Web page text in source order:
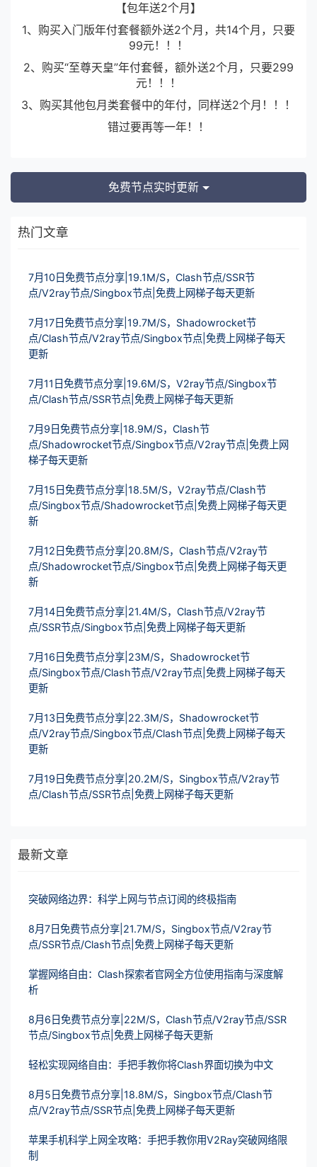
【包年送2个月】
1、购买入门版年付套餐额外送2个月，共14个月，只要
99元！！！
2、购买“至尊天皇”年付套餐，额外送2个月，只要299
元！！！
3、购买其他包月类套餐中的年付，同样送2个月！！！
错过要再等一年！！
免费节点实时更新
热门文章
7月10日免费节点分享|19.1M/S，Clash节点/SSR节
点/V2ray节点/Singbox节点|免费上网梯子每天更新
7月17日免费节点分享|19.7M/S，Shadowrocket节
点/Clash节点/V2ray节点/Singbox节点|免费上网梯子每天
更新
7月11日免费节点分享|19.6M/S，V2ray节点/Singbox节
点/Clash节点/SSR节点|免费上网梯子每天更新
7月9日免费节点分享|18.9M/S，Clash节
点/Shadowrocket节点/Singbox节点/V2ray节点|免费上网
梯子每天更新
7月15日免费节点分享|18.5M/S，V2ray节点/Clash节
点/Singbox节点/Shadowrocket节点|免费上网梯子每天更
新
7月12日免费节点分享|20.8M/S，Clash节点/V2ray节
点/Shadowrocket节点/Singbox节点|免费上网梯子每天更
新
7月14日免费节点分享|21.4M/S，Clash节点/V2ray节
点/SSR节点/Singbox节点|免费上网梯子每天更新
7月16日免费节点分享|23M/S，Shadowrocket节
点/Singbox节点/Clash节点/V2ray节点|免费上网梯子每天
更新
7月13日免费节点分享|22.3M/S，Shadowrocket节
点/V2ray节点/Singbox节点/Clash节点|免费上网梯子每天
更新
7月19日免费节点分享|20.2M/S，Singbox节点/V2ray节
点/Clash节点/SSR节点|免费上网梯子每天更新
最新文章
突破网络边界：科学上网与节点订阅的终极指南
8月7日免费节点分享|21.7M/S，Singbox节点/V2ray节
点/SSR节点/Clash节点|免费上网梯子每天更新
掌握网络自由：Clash探索者官网全方位使用指南与深度解
析
8月6日免费节点分享|22M/S，Clash节点/V2ray节点/SSR
节点/Singbox节点|免费上网梯子每天更新
轻松实现网络自由：手把手教你将Clash界面切换为中文
8月5日免费节点分享|18.8M/S，Singbox节点/Clash节
点/V2ray节点/SSR节点|免费上网梯子每天更新
苹果手机科学上网全攻略：手把手教你用V2Ray突破网络限
制